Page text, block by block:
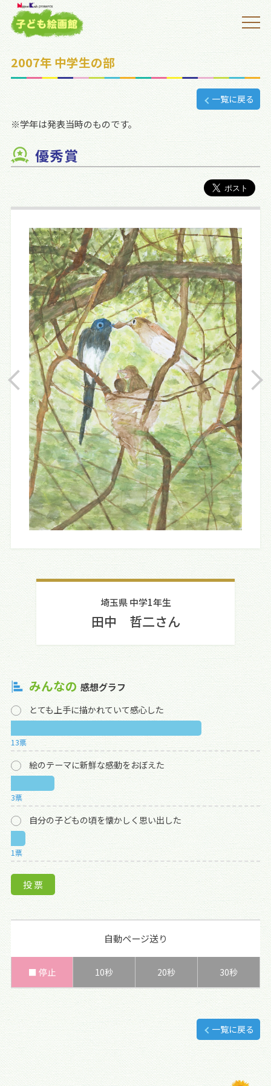
2007年 中学生の部
一覧に戻る
※学年は発表当時のものです。
優秀賞
埼玉県 中学1年生
田中 哲二さん
みんなの 感想グラフ
とても上手に描かれていて感心した
13票
絵のテーマに新鮮な感動をおぼえた
3票
自分の子どもの頃を懐かしく思い出した
1票
自動ページ送り
■ 停止 10秒 20秒 30秒
一覧に戻る